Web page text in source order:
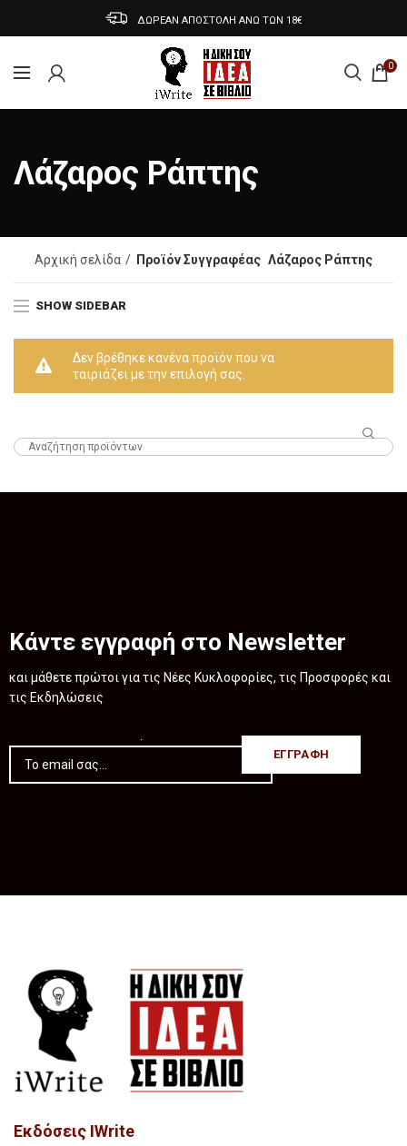
ΔΩΡΕΑΝ ΑΠΟΣΤΟΛΗ ΑΝΩ ΤΩΝ 18€
0
Λάζαρος Ράπτης
Αρχική σελίδα Προϊόν Συγγραφέας Λάζαρος Ράπτης
SHOW SIDEBAR
Δεν βρέθηκε κανένα προϊόν που να
ταιριάζει με την επιλογή σας.
Κάντε εγγραφή στο Newsletter
και μάθετε πρώτοι για τις Νέες Κυκλοφορίες, τις Προσφορές και
τις Εκδηλώσεις
.
Εκδόσεις IWrite